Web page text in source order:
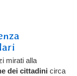
mirati alla
dei cittadini circa